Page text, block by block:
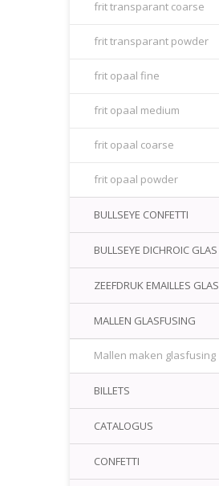
frit transparant coarse
frit transparant powder
frit opaal fine
frit opaal medium
frit opaal coarse
frit opaal powder
BULLSEYE CONFETTI
BULLSEYE DICHROIC GLAS
ZEEFDRUK EMAILLES GLAS
MALLEN GLASFUSING
Mallen maken glasfusing
BILLETS
CATALOGUS
CONFETTI